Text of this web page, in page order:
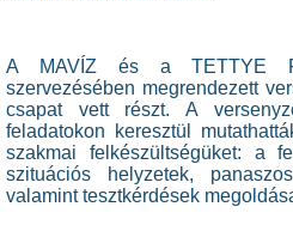
A MAVÍZ és a TETTYE
szervezésében megrendezett
csapat vett részt. A
feladatokon keresztül
szakmai felkészültségüket: a
szituációs helyzetek,
valamint tesztkérdések